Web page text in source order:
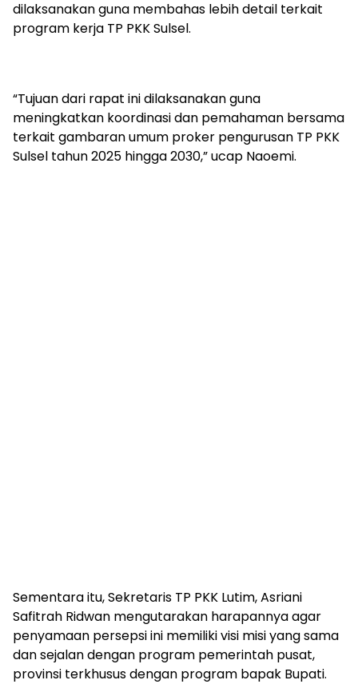
dilaksanakan guna membahas lebih detail terkait
program kerja TP PKK Sulsel.
“Tujuan dari rapat ini dilaksanakan guna
meningkatkan koordinasi dan pemahaman bersama
terkait gambaran umum proker pengurusan TP PKK
Sulsel tahun 2025 hingga 2030,” ucap Naoemi.
Sementara itu, Sekretaris TP PKK Lutim, Asriani
Safitrah Ridwan mengutarakan harapannya agar
penyamaan persepsi ini memiliki visi misi yang sama
dan sejalan dengan program pemerintah pusat,
provinsi terkhusus dengan program bapak Bupati.